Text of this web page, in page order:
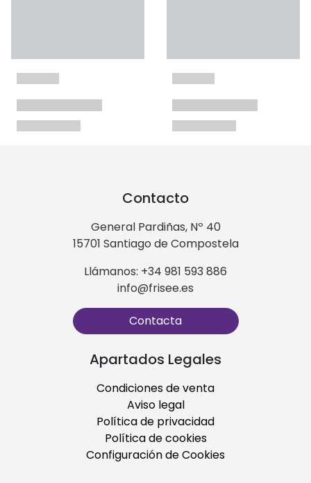
Contacto
General Pardiñas, Nº 40
15701 Santiago de Compostela
Llámanos: +34 981 593 886
info@frisee.es
Contacta
Apartados Legales
Condiciones de venta
Aviso legal
Política de privacidad
Política de cookies
Configuración de Cookies